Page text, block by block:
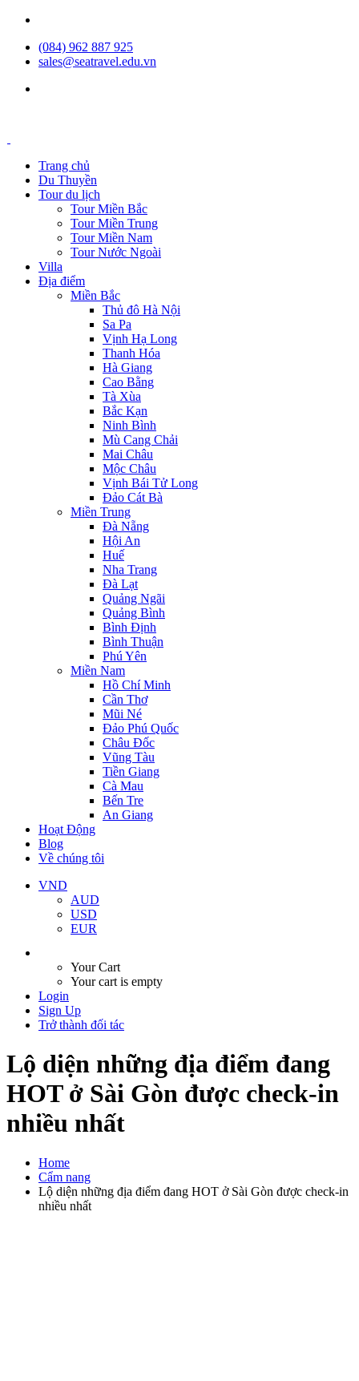
(084) 962 887 925
sales@seatravel.edu.vn
Trang chủ
Du Thuyền
Tour du lịch
Tour Miền Bắc
Tour Miền Trung
Tour Miền Nam
Tour Nước Ngoài
Villa
Địa điểm
Miền Bắc
Thủ đô Hà Nội
Sa Pa
Vịnh Hạ Long
Thanh Hóa
Hà Giang
Cao Bằng
Tà Xùa
Bắc Kạn
Ninh Bình
Mù Cang Chải
Mai Châu
Mộc Châu
Vịnh Bái Tử Long
Đảo Cát Bà
Miền Trung
Đà Nẵng
Hội An
Huế
Nha Trang
Đà Lạt
Quảng Ngãi
Quảng Bình
Bình Định
Bình Thuận
Phú Yên
Miền Nam
Hồ Chí Minh
Cần Thơ
Mũi Né
Đảo Phú Quốc
Châu Đốc
Vũng Tàu
Tiền Giang
Cà Mau
Bến Tre
An Giang
Hoạt Động
Blog
Về chúng tôi
VND
AUD
USD
EUR
Your Cart
Your cart is empty
Login
Sign Up
Trở thành đối tác
Lộ diện những địa điểm đang
HOT ở Sài Gòn được check-in
nhiều nhất
Home
Cẩm nang
Lộ diện những địa điểm đang HOT ở Sài Gòn được check-in
nhiều nhất